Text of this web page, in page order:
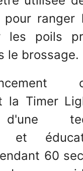
pour ranger
les poils
le brossage.
la Timer
et
60